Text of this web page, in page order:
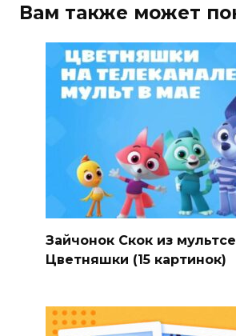
Вам также может
Зайчонок Скок из
Цветняшки (15 картинок)